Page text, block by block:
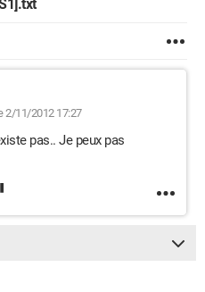
2/11/2012 17:27
pas.. Je peux pas